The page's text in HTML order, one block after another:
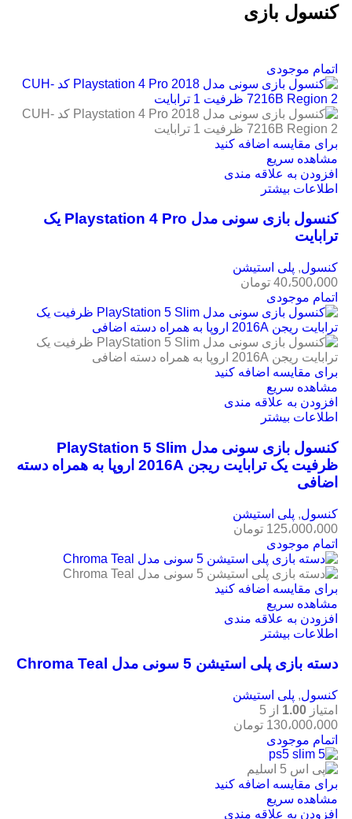
کنسول بازی
اتمام موجودی
برای مقایسه اضافه کنید
مشاهده سریع
افزودن به علاقه مندی
اطلاعات بیشتر
کنسول بازی سونی مدل Playstation 4 Pro یک
ترابایت
کنسول, پلی استیشن
40،500،000 تومان
اتمام موجودی
برای مقایسه اضافه کنید
مشاهده سریع
افزودن به علاقه مندی
اطلاعات بیشتر
کنسول بازی سونی مدل PlayStation 5 Slim
ظرفیت یک ترابایت ریجن 2016A اروپا به همراه دسته
اضافی
کنسول, پلی استیشن
125،000،000 تومان
اتمام موجودی
برای مقایسه اضافه کنید
مشاهده سریع
افزودن به علاقه مندی
اطلاعات بیشتر
دسته بازی پلی استیشن 5 سونی مدل Chroma Teal
کنسول, پلی استیشن
امتیاز 1.00 از 5
130،000،000 تومان
اتمام موجودی
برای مقایسه اضافه کنید
مشاهده سریع
افزودن به علاقه مندی